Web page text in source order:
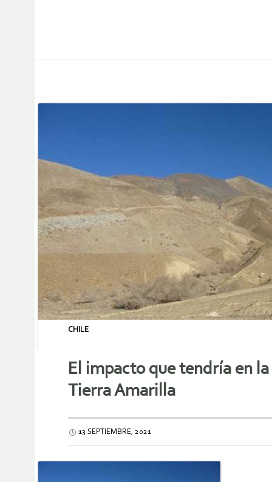
CHILE
El impacto que tendría en
Tierra Amarilla
13 SEPTIEMBRE, 2021